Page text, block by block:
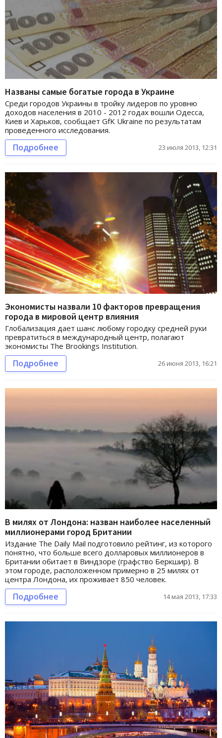
Названы самые богатые города в Украине
Среди городов Украины в тройку лидеров по уровню
доходов населения в 2010 - 2012 годах вошли Одесса,
Киев и Харьков, сообщает GfK Ukraine по результатам
проведенного исследования.
Подробнее 23 июля 2013, 12:31
Экономисты назвали 10 факторов превращения
города в мировой центр влияния
Глобализация дает шанс любому городку средней руки
превратиться в международный центр, полагают
экономисты The Brookings Institution.
Подробнее 26 июня 2013, 16:21
В милях от Лондона: назван наиболее населенный
миллионерами город Британии
Издание The Daily Mail подготовило рейтинг, из которого
понятно, что больше всего долларовых миллионеров в
Британии обитает в Виндзоре (графство Беркшир). В
этом городе, расположенном примерно в 25 милях от
центра Лондона, их проживает 850 человек.
Подробнее 14 мая 2013, 17:33